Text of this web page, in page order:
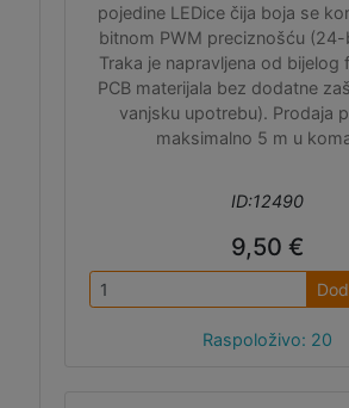
pojedine LEDice čija boja se
bitnom PWM preciznošću (24-
Traka je napravljena od bijelog
PCB materijala bez dodatne
vanjsku upotrebu). Prodaja
maksimalno 5 m u
ID:12490
9,50 €
Raspoloživo: 20